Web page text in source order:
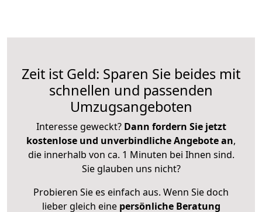
Zeit ist Geld: Sparen Sie beides mit
schnellen und passenden
Umzugsangeboten
Interesse geweckt? Dann fordern Sie jetzt
kostenlose und unverbindliche Angebote an,
die innerhalb von ca. 1 Minuten bei Ihnen sind.
Sie glauben uns nicht?
Probieren Sie es einfach aus. Wenn Sie doch
lieber gleich eine persönliche Beratung